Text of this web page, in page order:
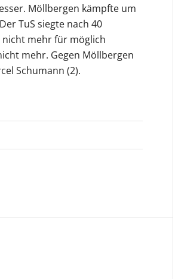
Möllbergen kämpfte um
TuS siegte nach 40
nicht mehr für möglich
mehr. Gegen Möllbergen
Schumann (2).